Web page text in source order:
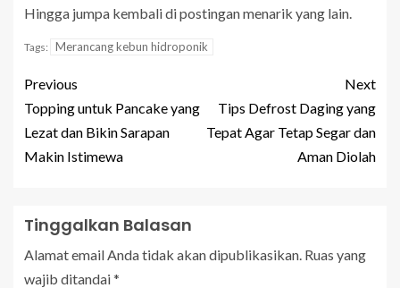
Hingga jumpa kembali di postingan menarik yang lain.
Tags: Merancang kebun hidroponik
Previous
Topping untuk Pancake yang
Lezat dan Bikin Sarapan
Makin Istimewa
Next
Tips Defrost Daging yang
Tepat Agar Tetap Segar dan
Aman Diolah
Tinggalkan Balasan
Alamat email Anda tidak akan dipublikasikan. Ruas yang
wajib ditandai*